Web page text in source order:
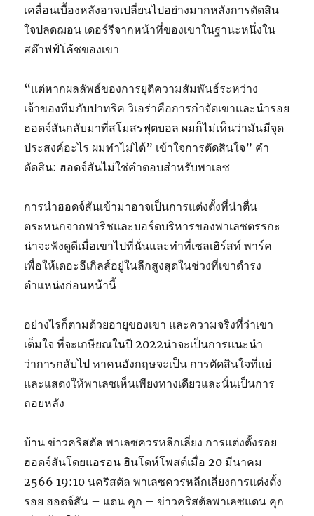
เคลื่อนเบื้องหลังอาจเปลี่ยนไปอย่างมากหลังการตัดสิน
ใจปลดฌอน เดอร์รีจากหน้าที่ของเขาในฐานะหนึ่งใน
สต๊าฟฟ์โค้ชของเขา
“แต่หากผลลัพธ์ของการยุติความสัมพันธ์ระหว่าง
เจ้าของทีมกับปาทริค วิเอร่าคือการกำจัดเขาและนำรอย
ฮอดจ์สันกลับมาที่สโมสรฟุตบอล ผมก็ไม่เห็นว่ามันมีจุด
ประสงค์อะไร ผมทำไม่ได้” เข้าใจการตัดสินใจ” คำ
ตัดสิน: ฮอดจ์สันไม่ใช่คำตอบสำหรับพาเลซ
การนำฮอดจ์สันเข้ามาอาจเป็นการแต่งตั้งที่น่าตื่น
ตระหนกจากพาริชและบอร์ดบริหารของพาเลซตรรกะ
น่าจะฟังดูดีเมื่อเขาไปที่นั่นและทำที่เซลเฮิร์สท์ พาร์ค
เพื่อให้เดอะอีเกิลส์อยู่ในลีกสูงสุดในช่วงที่เขาดำรง
ตำแหน่งก่อนหน้านี้
อย่างไรก็ตามด้วยอายุของเขา และความจริงที่ว่าเขา
เต็มใจ ที่จะเกษียณในปี 2022น่าจะเป็นการแนะนำ
ว่าการกลับไป หาคนอังกฤษจะเป็น การตัดสินใจที่แย่
และแสดงให้พาเลซเห็นเพียงทางเดียวและนั่นเป็นการ
ถอยหลัง
บ้าน ข่าวคริสตัล พาเลซควรหลีกเลี่ยง การแต่งตั้งรอย
ฮอดจ์สันโดยแอรอน ฮินโดห์โพสต์เมื่อ 20 มีนาคม
2566 19:10 นคริสตัล พาเลซควรหลีกเลี่ยงการแต่งตั้ง
รอย ฮอดจ์สัน – แดน คุก – ข่าวคริสตัลพาเลซแดน คุก